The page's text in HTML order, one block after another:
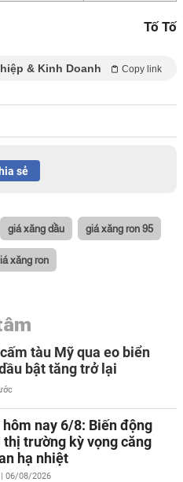
Tố Tố
& Kinh Doanh Copy link
sẻ
giá xăng dầu giá xăng ron 95
xăng ron
tàu Mỹ qua eo biển
bật tăng trở lại
hôm nay 6/8: Biến động
trường kỳ vọng căng
hạ nhiệt
| 06/08/2026